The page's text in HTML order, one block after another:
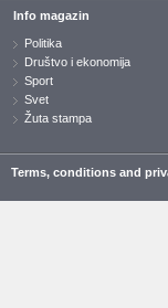
Info magazin
Politika
Društvo i ekonomija
Sport
Svet
Žuta stampa
Terms, conditions and